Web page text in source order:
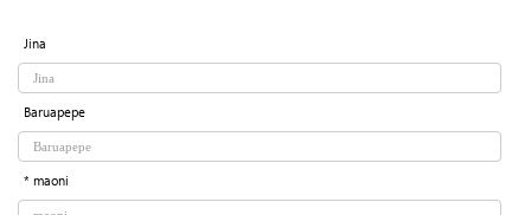
Jina
Baruapepe
* maoni